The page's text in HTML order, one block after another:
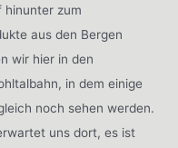
hinunter zum
aus den Bergen
wir hier in den
in dem einige
noch sehen werden.
uns dort, es ist